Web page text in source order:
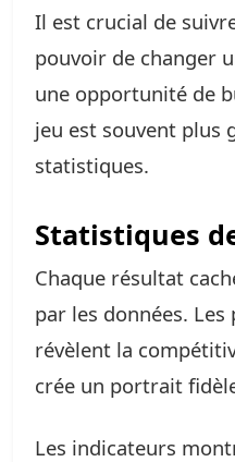
Il est crucial de
pouvoir de changer
une opportunité de
jeu est souvent plus
statistiques.
Statistiques
Chaque résultat
par les données.
révèlent la
crée un portrait
Les indicateurs